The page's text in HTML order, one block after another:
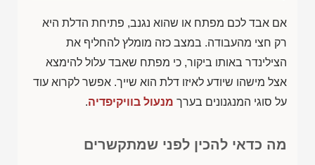
אם אבד לכם מפתח או שהוא נגנב, פתיחת הדלת היא
רק חצי מהעבודה. במצב כזה מומלץ להחליף את
הצילינדר באותו ביקור, כי מפתח שאבד עלול להימצא
אצל מישהו שיודע לאיזו דלת הוא שייך. אפשר לקרוא עוד
על סוגי המנגנונים בערך מנעול בוויקיפדיה.
מה כדאי להכין לפני שמתקשרים